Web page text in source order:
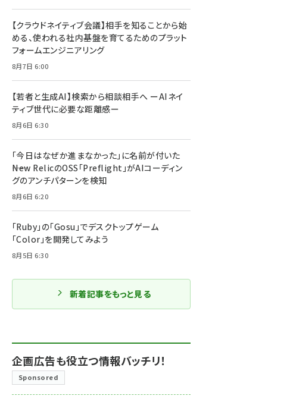
【クラウドネイティブ会議】相手を知ることから始
める、使われる社内基盤を育てるためのプラット
フォームエンジニアリング
8月7日 6:00
【若者と生成AI】検索から相談相手へ ーAIネイ
ティブ世代に必要な距離感ー
8月6日 6:30
「今日はなぜか進まなかった」に名前が付いた
――New RelicのOSS「Preflight」がAIコーディン
グのアンチパターンを検知
8月6日 6:20
「Ruby」の「Gosu」でデスクトップゲーム
「Color」を開発してみよう
8月5日 6:30
新着記事をもっと見る
企画広告も役立つ情報バッチリ！
Sponsored